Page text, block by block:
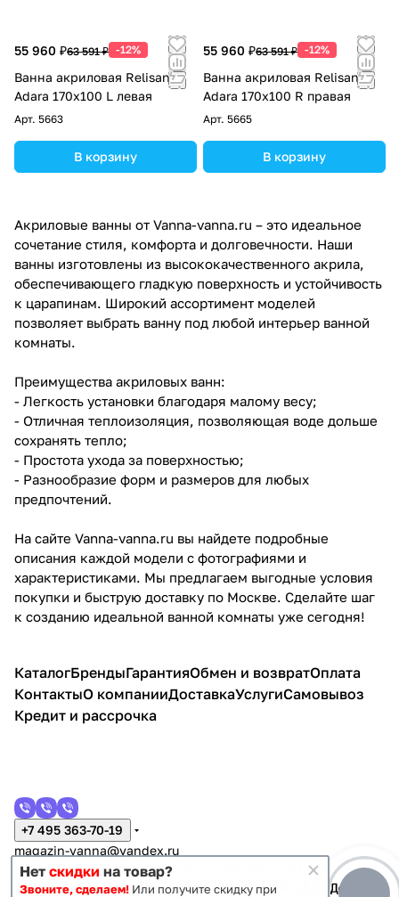
55 960 ₽63 591 ₽ -12%
Ванна акриловая Relisan
Adara 170х100 L левая
Арт. 5663
В корзину
55 960 ₽63 591 ₽ -12%
Ванна акриловая Relisan
Adara 170х100 R правая
Арт. 5665
В корзину
Акриловые ванны от Vanna-vanna.ru – это идеальное
сочетание стиля, комфорта и долговечности. Наши
ванны изготовлены из высококачественного акрила,
обеспечивающего гладкую поверхность и устойчивость
к царапинам. Широкий ассортимент моделей
позволяет выбрать ванну под любой интерьер ванной
комнаты.
Преимущества акриловых ванн:
- Легкость установки благодаря малому весу;
- Отличная теплоизоляция, позволяющая воде дольше
сохранять тепло;
- Простота ухода за поверхностью;
- Разнообразие форм и размеров для любых
предпочтений.
На сайте Vanna-vanna.ru вы найдете подробные
описания каждой модели с фотографиями и
характеристиками. Мы предлагаем выгодные условия
покупки и быструю доставку по Москве. Сделайте шаг
к созданию идеальной ванной комнаты уже сегодня!
КаталогБрендыГарантияОбмен и возвратОплата
КонтактыО компанииДоставкаУслугиСамовывоз
Кредит и рассрочка
+7 495 363-70-19
magazin-vanna@yandex.ru
г. Москва, Митино, улица Пятницкое шоссе 47
Нет скидки на товар?
Звоните, сделаем! Или получите скидку при